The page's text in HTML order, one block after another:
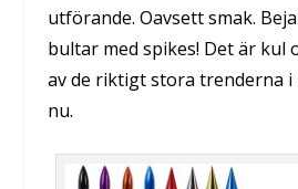
utförande. Oavsett smak.
bultar med spikes! Det är kul
av de riktigt stora trenderna
nu.